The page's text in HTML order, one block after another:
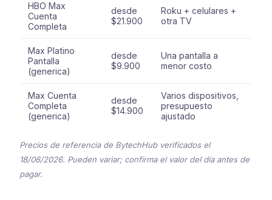
HBO Max
Cuenta
Completa
desde
$21.900
Roku + celulares +
otra TV
Max Platino
Pantalla
(generica)
desde
$9.900
Una pantalla a
menor costo
Max Cuenta
Completa
(generica)
desde
$14.900
Varios dispositivos,
presupuesto
ajustado
Precios de referencia de BytechHub verificados el
18/06/2026. Pueden variar; confirma el valor del dia antes de
pagar.